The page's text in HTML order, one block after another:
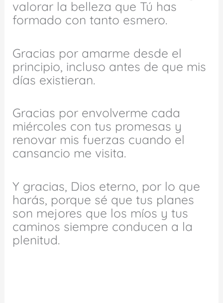
valorar la belleza que Tú has
formado con tanto esmero.
Gracias por amarme desde el
principio, incluso antes de que mis
días existieran.
Gracias por envolverme cada
miércoles con tus promesas y
renovar mis fuerzas cuando el
cansancio me visita.
Y gracias, Dios eterno, por lo que
harás, porque sé que tus planes
son mejores que los míos y tus
caminos siempre conducen a la
plenitud.